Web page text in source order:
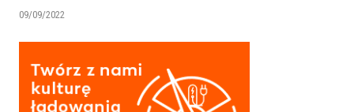
09/09/2022